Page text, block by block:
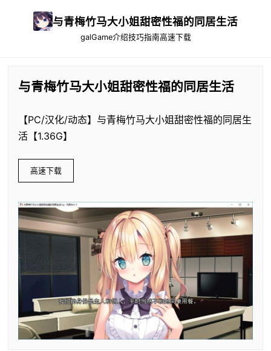
与青梅竹马大小姐甜密性福的同居生活
galGame介绍技巧指南高速下载
与青梅竹马大小姐甜密性福的同居生活
【PC/汉化/动态】与青梅竹马大小姐甜密性福的同居生
活【1.36G】
高速下载